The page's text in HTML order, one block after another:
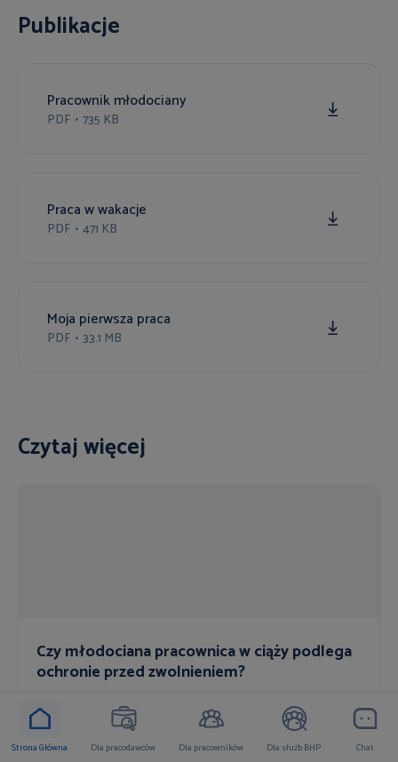
Publikacje
Pracownik młodociany
PDF • 735 KB
Praca w wakacje
PDF • 471 KB
Moja pierwsza praca
PDF • 33.1 MB
Czytaj więcej
Czy młodociana pracownica w ciąży podlega
ochronie przed zwolnieniem?
Strona Główna Dla pracodawców Dla pracowników Dla służb BHP Chat